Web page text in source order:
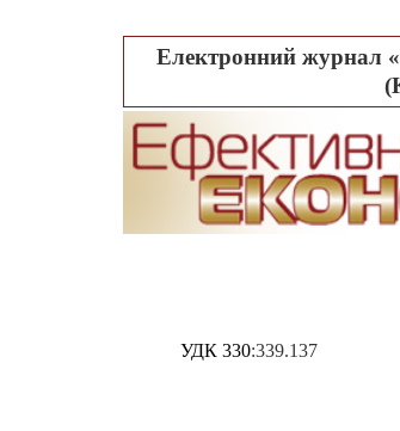
Електронний журнал
УДК 330:339.137